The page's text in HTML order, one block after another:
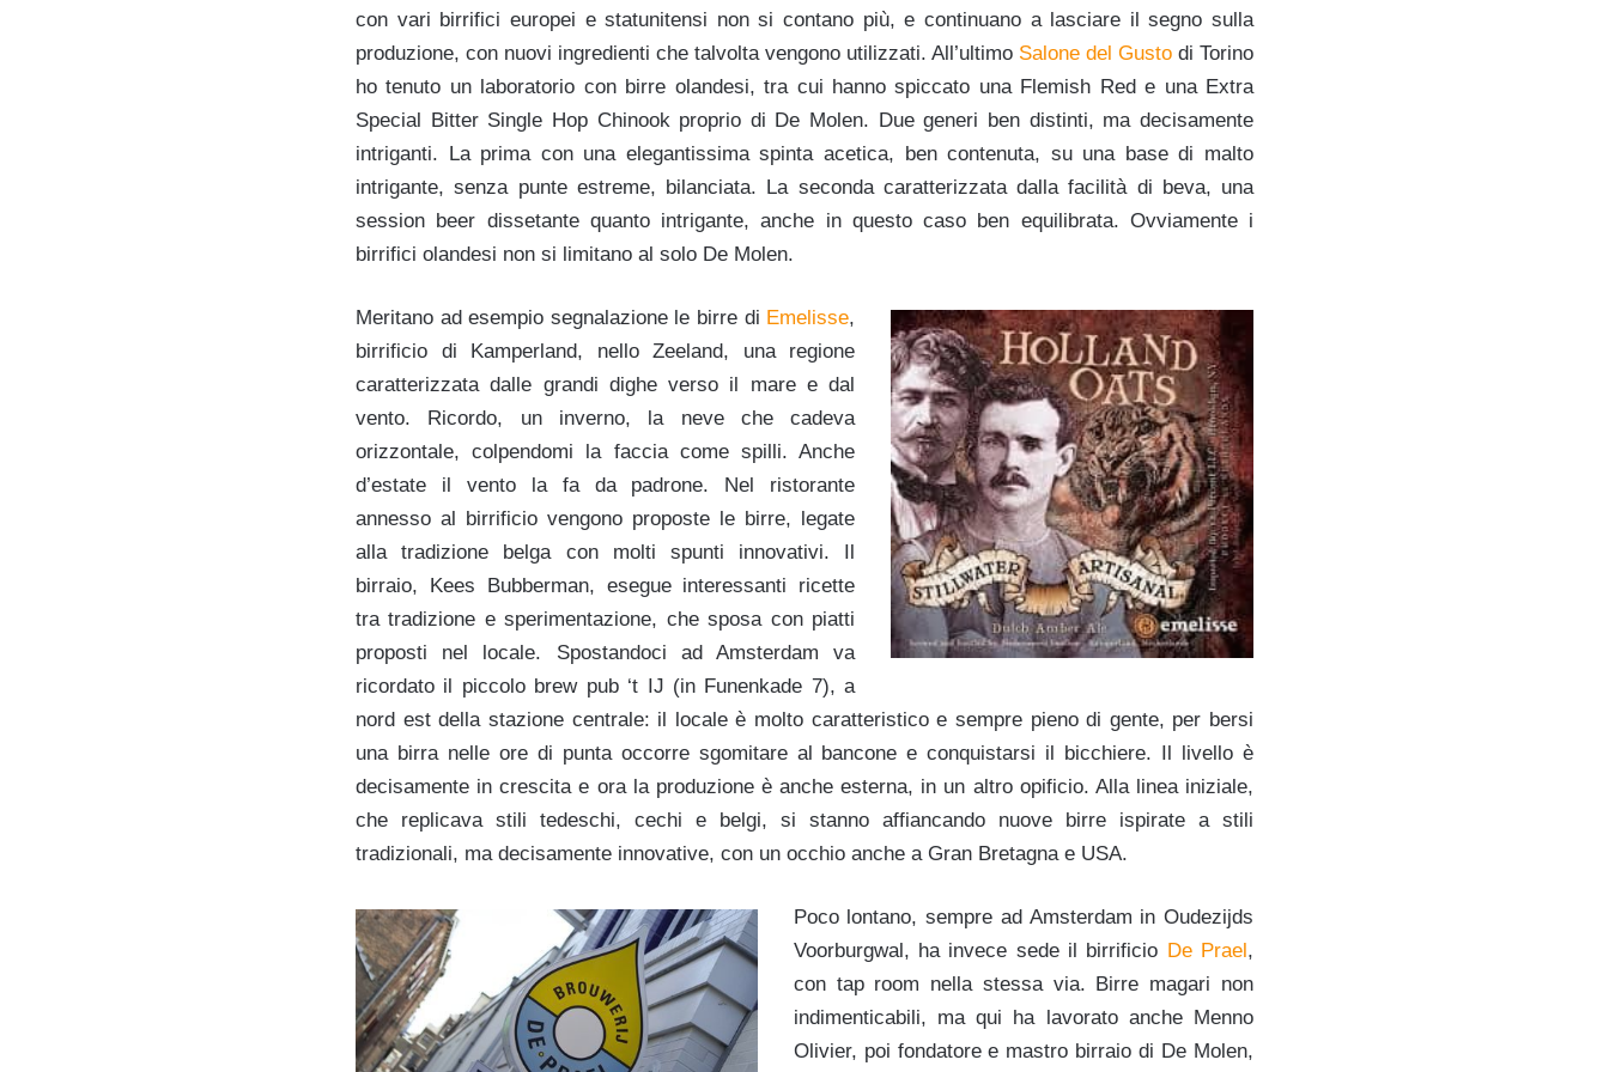
con vari birrifici europei e statunitensi non si contano più, e continuano a lasciare il segno sulla
produzione, con nuovi ingredienti che talvolta vengono utilizzati. All’ultimo Salone del Gusto di Torino
ho tenuto un laboratorio con birre olandesi, tra cui hanno spiccato una Flemish Red e una Extra
Special Bitter Single Hop Chinook proprio di De Molen. Due generi ben distinti, ma decisamente
intriganti. La prima con una elegantissima spinta acetica, ben contenuta, su una base di malto
intrigante, senza punte estreme, bilanciata. La seconda caratterizzata dalla facilità di beva, una
session beer dissetante quanto intrigante, anche in questo caso ben equilibrata. Ovviamente i
birrifici olandesi non si limitano al solo De Molen.
Meritano ad esempio segnalazione le birre di Emelisse,
birrificio di Kamperland, nello Zeeland, una regione
caratterizzata dalle grandi dighe verso il mare e dal
vento. Ricordo, un inverno, la neve che cadeva
orizzontale, colpendomi la faccia come spilli. Anche
d’estate il vento la fa da padrone. Nel ristorante
annesso al birrificio vengono proposte le birre, legate
alla tradizione belga con molti spunti innovativi. Il
birraio, Kees Bubberman, esegue interessanti ricette
tra tradizione e sperimentazione, che sposa con piatti
proposti nel locale. Spostandoci ad Amsterdam va
ricordato il piccolo brew pub ‘t IJ (in Funenkade 7), a
nord est della stazione centrale: il locale è molto caratteristico e sempre pieno di gente, per bersi
una birra nelle ore di punta occorre sgomitare al bancone e conquistarsi il bicchiere. Il livello è
decisamente in crescita e ora la produzione è anche esterna, in un altro opificio. Alla linea iniziale,
che replicava stili tedeschi, cechi e belgi, si stanno affiancando nuove birre ispirate a stili
tradizionali, ma decisamente innovative, con un occhio anche a Gran Bretagna e USA.
Poco lontano, sempre ad Amsterdam in Oudezijds
Voorburgwal, ha invece sede il birrificio De Prael ,
con tap room nella stessa via. Birre magari non
indimenticabili, ma qui ha lavorato anche Menno
Olivier, poi fondatore e mastro birraio di De Molen,